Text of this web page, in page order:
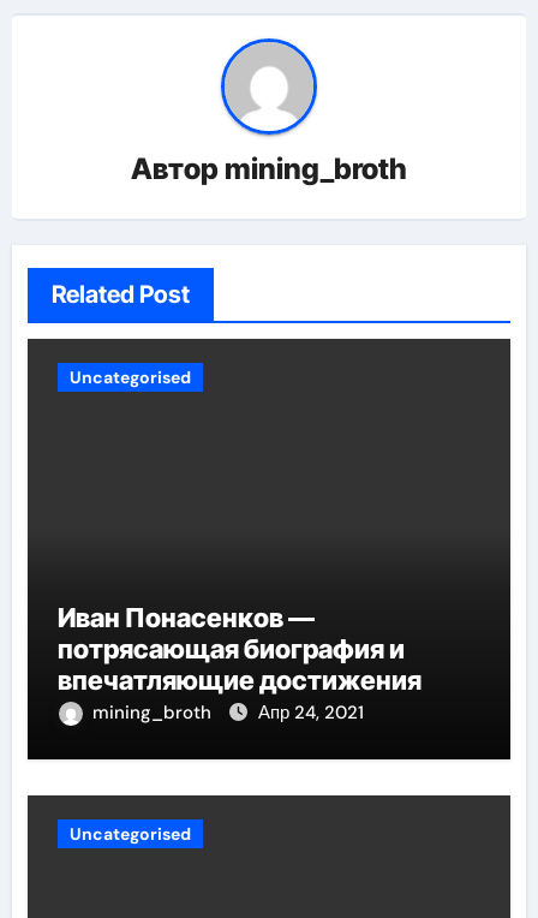
Автор mining_broth
Related Post
Uncategorised
Иван Понасенков —
потрясающая биография и
впечатляющие достижения
mining_broth Апр 24, 2021
Uncategorised